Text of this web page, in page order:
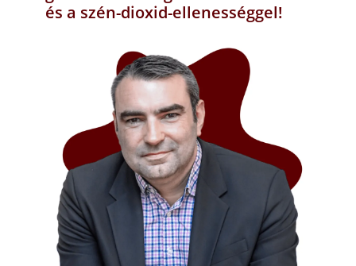
és a szén-dioxid-ellenességgel!